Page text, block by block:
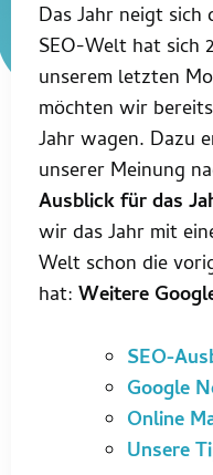
Das Jahr neigt sich
SEO-Welt hat sich
unserem letzten
möchten wir
Jahr wagen. Dazu
unserer Meinung
Ausblick für das
wir das Jahr mit
Welt schon die
hat: Weitere
SEO-
Google
Online
Unsere